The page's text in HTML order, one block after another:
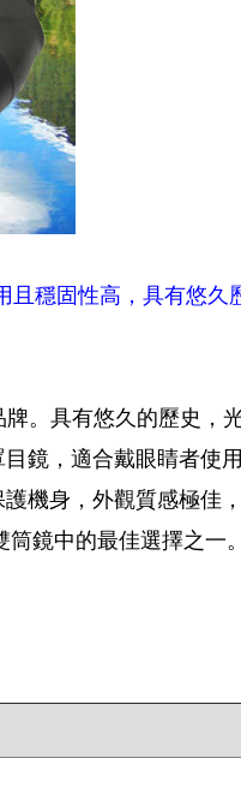
穩固性高，具有悠久
。具有悠久的歷史，
鏡，適合戴眼睛者使
機身，外觀質感極佳
鏡中的最佳選擇之一。